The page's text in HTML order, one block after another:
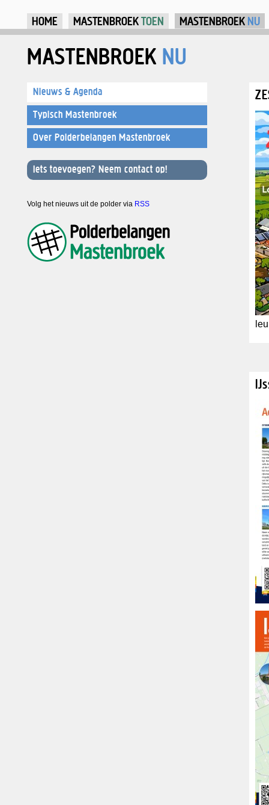
HOME MASTENBROEKTOEN MASTENBROEK NU
MASTENBROEK NU
Nieuws & Agenda
Typisch Mastenbroek
Over Polderbelangen Mastenbroek
Iets toevoegen? Neem contact op!
Volg het nieuws uit de polder via RSS